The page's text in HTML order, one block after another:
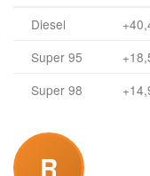
besondere
Es ist zu erwarten,
des Indexsystems
beispielsweise eine
temporäre